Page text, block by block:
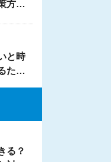
方法
と時
ため
る？